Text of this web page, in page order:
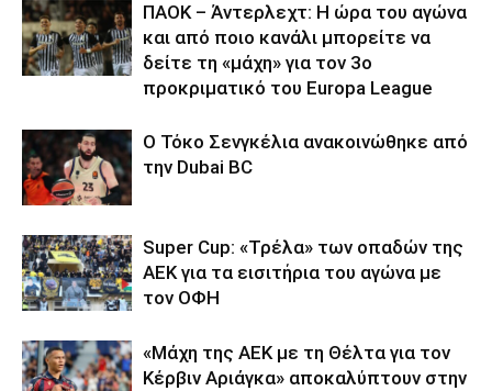
ΠΑΟΚ – Άντερλεχτ: Η ώρα του αγώνα
και από ποιο κανάλι μπορείτε να
δείτε τη «μάχη» για τον 3ο
προκριματικό του Europa League
Ο Τόκο Σενγκέλια ανακοινώθηκε από
την Dubai BC
Super Cup: «Τρέλα» των οπαδών της
ΑΕΚ για τα εισιτήρια του αγώνα με
τον ΟΦΗ
«Μάχη της ΑΕΚ με τη Θέλτα για τον
Κέρβιν Αριάγκα» αποκαλύπτουν στην